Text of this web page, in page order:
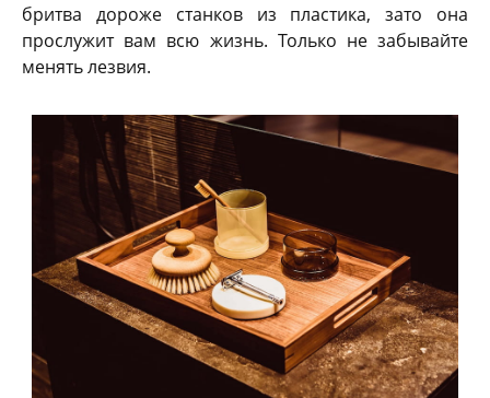
бритва дороже станков из пластика, зато она
прослужит вам всю жизнь. Только не забывайте
менять лезвия.